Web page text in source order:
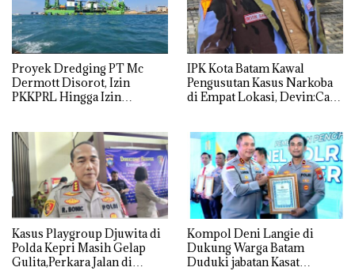
Proyek Dredging PT Mc
Dermott Disorot, Izin
PKKPRL Hingga Izin
IPK Kota Batam Kawal
Pengusutan Kasus Narkoba
di Empat Lokasi, Devin:Cari
Kasus Playgroup Djuwita di
Polda Kepri Masih Gelap
Gulita,Perkara Jalan di
Kompol Deni Langie di
Dukung Warga Batam
Duduki jabatan Kasat